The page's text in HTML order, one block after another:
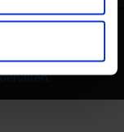
Sparrow-